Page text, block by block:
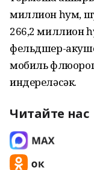
миллион һум,
266,2 миллион
фельдшер-
мобиль
индереләсәк.
Читайте нас